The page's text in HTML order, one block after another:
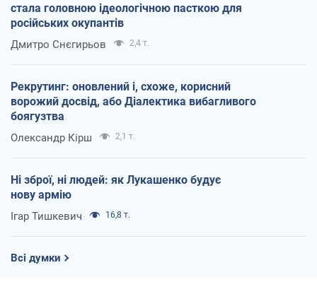
стала головною ідеологічною пасткою для
російських окупантів
Дмитро Снєгирьов 2,4 т.
Рекрутинг: оновлений і, схоже, корисний
ворожий досвід, або Діалектика вибагливого
боягузтва
Олександр Кірш 2,1 т.
Ні зброї, ні людей: як Лукашенко будує
нову армію
Ігар Тишкевич 16,8 т.
Всі думки